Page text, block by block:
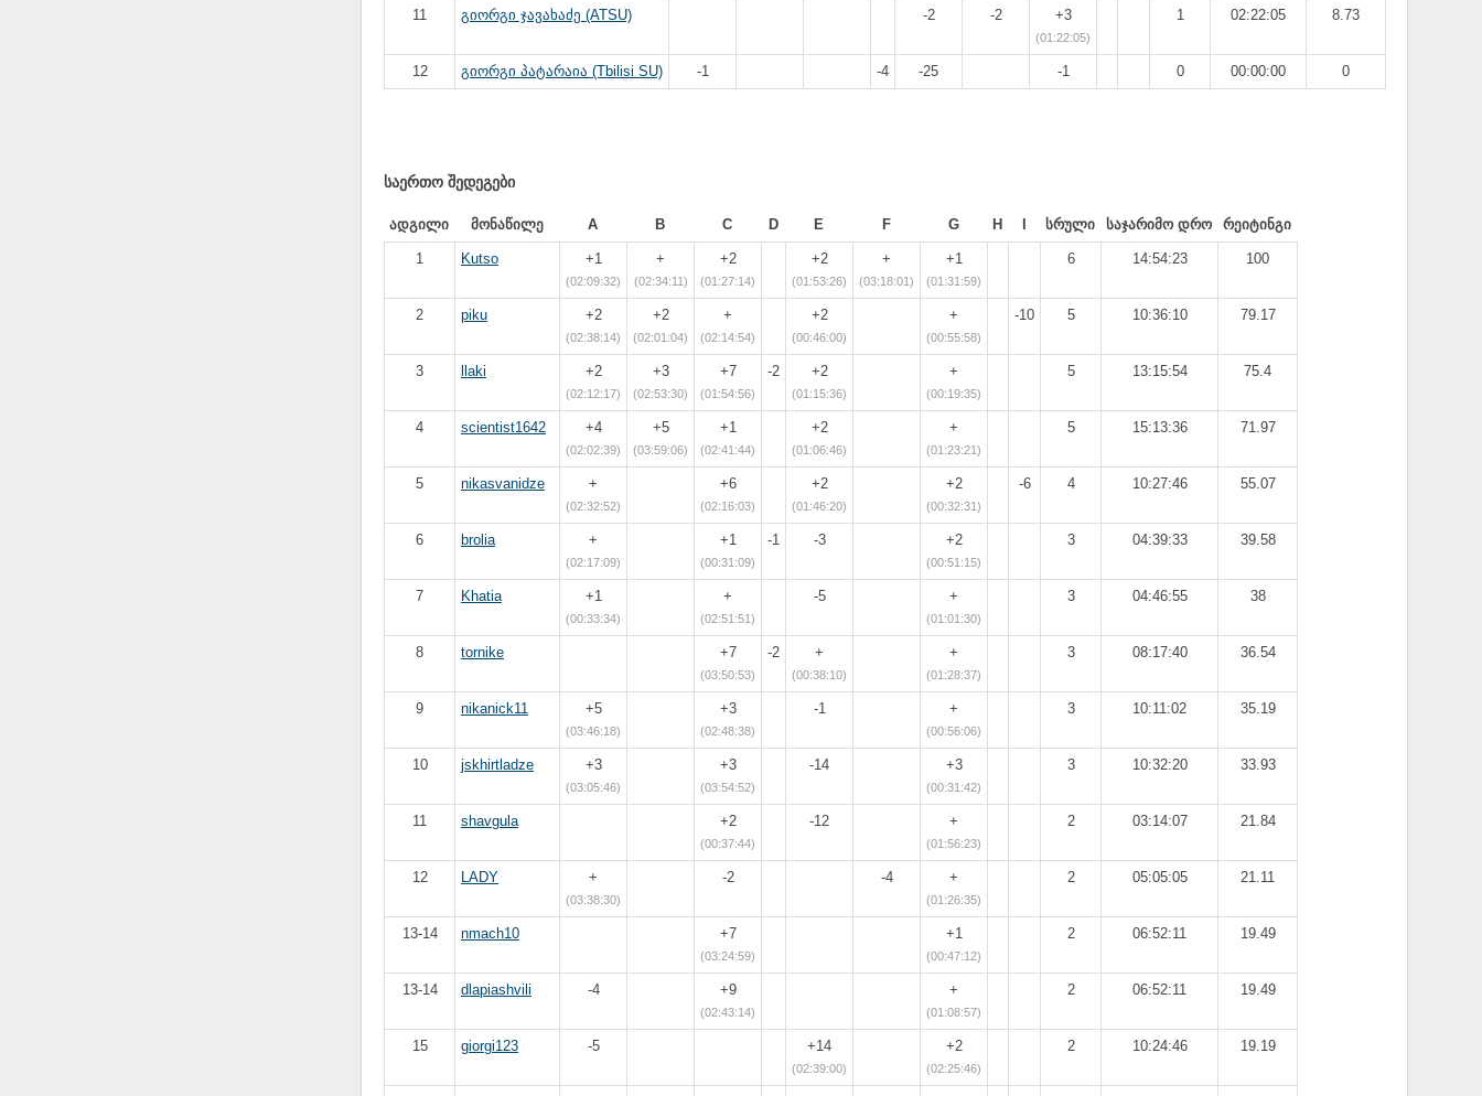
11 გიორგი ჯავახაძე (ATSU) -2 -2 +3
(01:22:05)
1 02:22:05 8.73
12 გიორგი პატარაია (Tbilisi SU) -1 -4 -25 -1 0 00:00:00 0
საერთო შედეგები
ადგილი მონაწილე A B C D E F G H სრული საჯარიმო დრო რეიტინგი
1 Kutso +1
(02:09:32)
+
(02:34:11)
+2
(01:27:14)
+2
(01:53:26)
+
(03:18:01)
+1
(01:31:59)
6 14:54:23 100
2 piku +2
(02:38:14)
+2
(02:01:04)
+
(02:14:54)
+2
(00:46:00)
+
(00:55:58)
-10 5 10:36:10 79.17
3 llaki +2
(02:12:17)
+3
(02:53:30)
+7
(01:54:56)
-2 +2
(01:15:36)
+
(00:19:35)
5 13:15:54 75.4
4 scientist1642 +4
(02:02:39)
+5
(03:59:06)
+1
(02:41:44)
+2
(01:06:46)
+
(01:23:21)
5 15:13:36 71.97
5 nikasvanidze +
(02:32:52)
+6
(02:16:03)
+2
(01:46:20)
+2
(00:32:31)
-6 4 10:27:46 55.07
6 brolia +
(02:17:09)
+1
(00:31:09)
-1 -3 +2
(00:51:15)
3 04:39:33 39.58
7 Khatia +1
(00:33:34)
+
(02:51:51)
-5 +
(01:01:30)
3 04:46:55 38
8 tornike +7
(03:50:53)
-2 +
(00:38:10)
+
(01:28:37)
3 08:17:40 36.54
9 nikanick11 +5
(03:46:18)
+3
(02:48:38)
-1 +
(00:56:06)
3 10:11:02 35.19
10 jskhirtladze +3
(03:05:46)
+3
(03:54:52)
-14 +3
(00:31:42)
3 10:32:20 33.93
11 shavgula +2
(00:37:44)
-12 +
(01:56:23)
2 03:14:07 21.84
12 LADY +
(03:38:30)
-2 -4 +
(01:26:35)
2 05:05:05 21.11
13-14 nmach10 +7
(03:24:59)
+1
(00:47:12)
2 06:52:11 19.49
13-14 dlapiashvili -4 +9
(02:43:14)
+
(01:08:57)
2 06:52:11 19.49
15 giorgi123 -5 +14
(02:39:00)
+2
(02:25:46)
2 10:24:46 19.19